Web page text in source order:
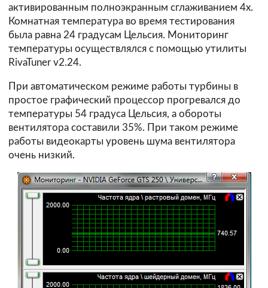
активированным полноэкранным сглаживанием 4х.
Комнатная температура во время тестирования
была равна 24 градусам Цельсия. Мониторинг
температуры осуществлялся с помощью утилиты
RivaTuner v2.24.
При автоматическом режиме работы турбины в
простое графический процессор прогревался до
температуры 54 градуса Цельсия, а обороты
вентилятора составили 35%. При таком режиме
работы видеокарты уровень шума вентилятора
очень низкий.